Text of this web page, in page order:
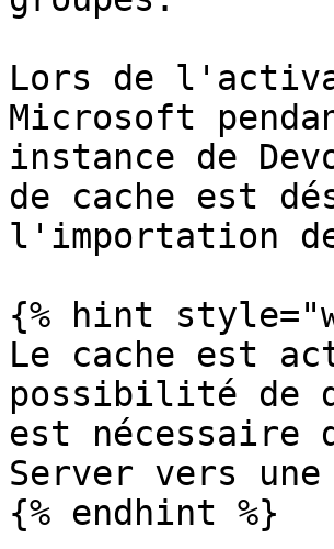
Lors de
Microsoft
instance de
de cache est
l'importation
{% hint
Le cache est
possibilité de
est nécessaire
Server vers
{% endhint %}